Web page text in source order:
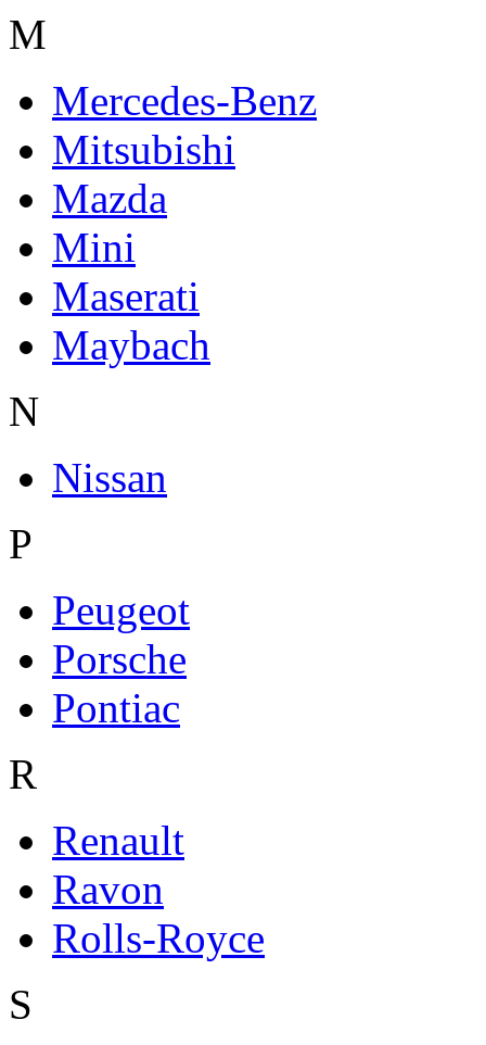
M
Mercedes-Benz
Mitsubishi
Mazda
Mini
Maserati
Maybach
N
Nissan
P
Peugeot
Porsche
Pontiac
R
Renault
Ravon
Rolls-Royce
S